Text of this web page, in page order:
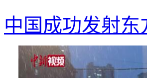
中国成功发射东